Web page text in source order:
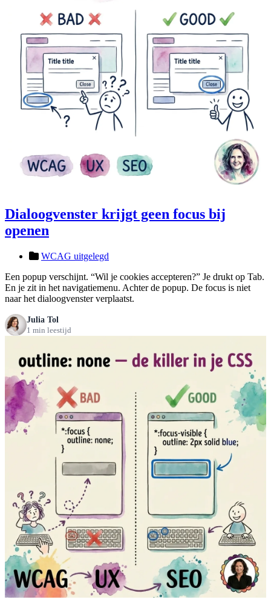
Dialoogvenster krijgt geen focus bij
openen
WCAG uitgelegd
Een popup verschijnt. “Wil je cookies accepteren?” Je drukt op Tab.
En je zit in het navigatiemenu. Achter de popup. De focus is niet
naar het dialoogvenster verplaatst.
Julia Tol
1 min leestijd